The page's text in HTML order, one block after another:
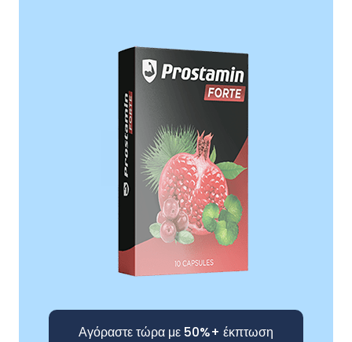
Αγόραστε τώρα με 50%+ έκπτωση